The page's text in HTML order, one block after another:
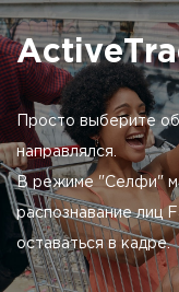
Просто выберите
направлялся.
В режиме "Селфи"
распознавание лиц
оставаться в кадре.